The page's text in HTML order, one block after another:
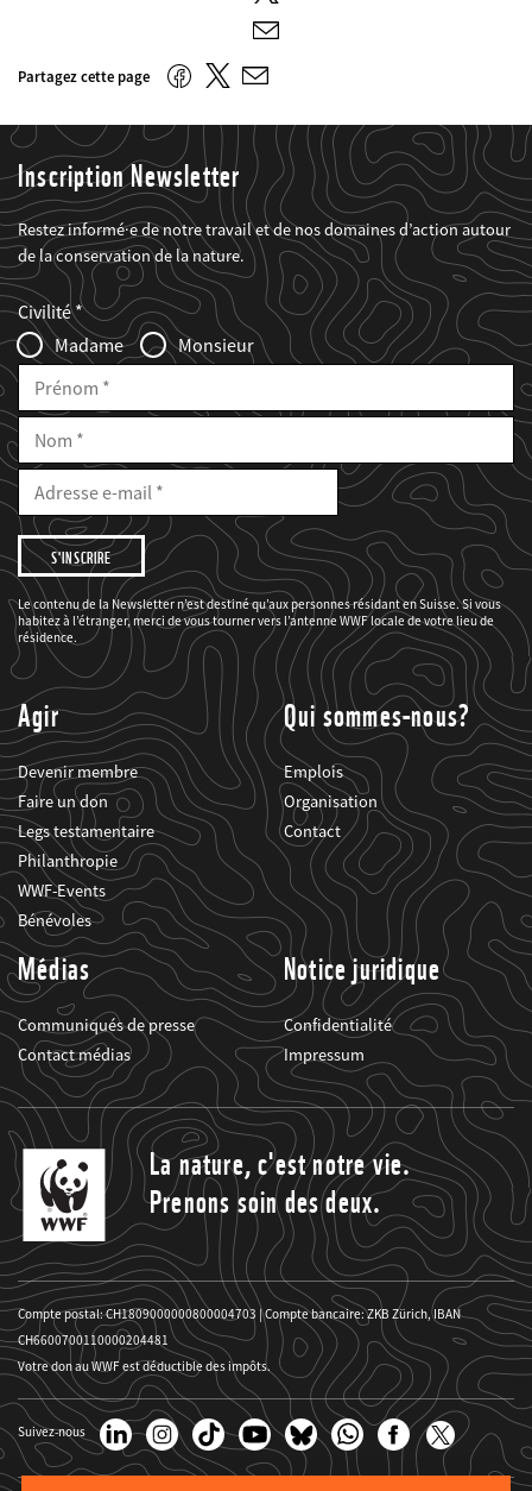
E-
mail
Partagez cette page FacebookTwitter
E-
Inscription Newsletter
Restez informé·e de notre travail et de nos domaines d’action autour
de la conservation de la nature.
Web2Case
Infofelder
Fieldset
anrede_name
Civilité
Madame
Monsieur
Prénom
Nom
E-
Mail
Adresse
mail
Je
souhaite
être
informé(e)
des
projets
du
WWF.
Le contenu de la Newsletter n’est destiné qu’aux personnes résidant en Suisse. Si vous
habitez à l’étranger, merci de vous tourner vers l’antenne WWF locale de votre lieu de
résidence.
Agir
Devenir membre
Faire un don
Legs testamentaire
Philanthropie
WWF-Events
Bénévoles
Qui sommes-nous?
Emplois
Organisation
Contact
Médias
Communiqués de presse
Contact médias
Notice juridique
Confidentialité
Impressum
La nature, c'est notre vie.
Prenons soin des deux.
Compte postal: CH1809000000800004703 | Compte bancaire: ZKB Zürich, IBAN
CH6600700110000204481
Votre don au WWF est déductible des impôts.
Suivez-nous